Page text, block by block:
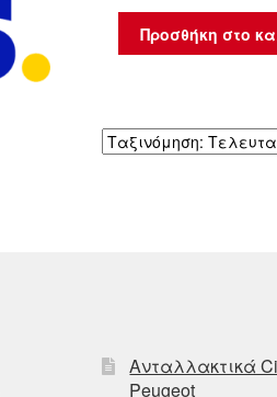
Προσθήκη στο
Ανταλλακτικά
Peugeot